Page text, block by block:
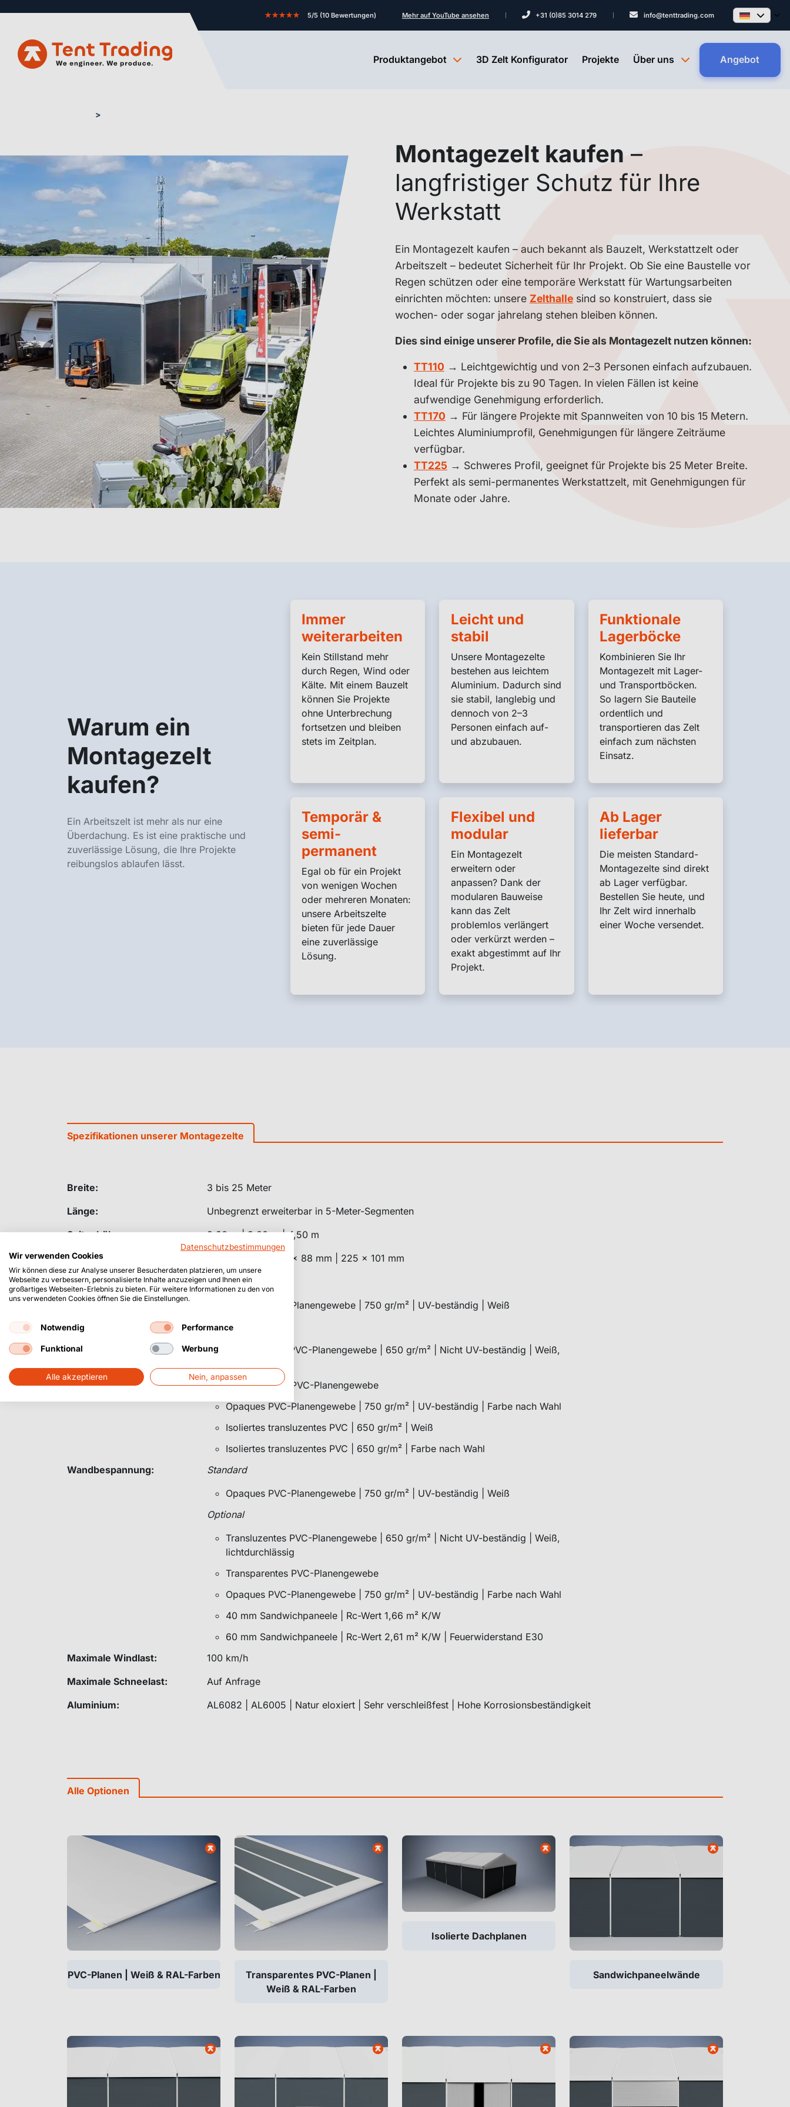
★★★★★ 5/5 (10 Bewertungen) Mehr auf YouTube ansehen +31 (0)85 3014 279 info@tenttrading.com
Produktangebot 3D Zelt Konfigurator Projekte Über uns Angebot
Montagezelt kaufen –
langfristiger Schutz für Ihre
Werkstatt
Ein Montagezelt kaufen – auch bekannt als Bauzelt, Werkstattzelt oder
Arbeitszelt – bedeutet Sicherheit für Ihr Projekt. Ob Sie eine Baustelle vor
Regen schützen oder eine temporäre Werkstatt für Wartungsarbeiten
einrichten möchten: unsere Zelthalle sind so konstruiert, dass sie
wochen- oder sogar jahrelang stehen bleiben können.
Dies sind einige unserer Profile, die Sie als Montagezelt nutzen können:
TT110 → Leichtgewichtig und von 2–3 Personen einfach aufzubauen.
Ideal für Projekte bis zu 90 Tagen. In vielen Fällen ist keine
aufwendige Genehmigung erforderlich.
TT170 → Für längere Projekte mit Spannweiten von 10 bis 15 Metern.
Leichtes Aluminiumprofil, Genehmigungen für längere Zeiträume
verfügbar.
TT225 → Schweres Profil, geeignet für Projekte bis 25 Meter Breite.
Perfekt als semi-permanentes Werkstattzelt, mit Genehmigungen für
Monate oder Jahre.
Warum ein
Montagezelt
kaufen?
Ein Arbeitszelt ist mehr als nur eine
Überdachung. Es ist eine praktische und
zuverlässige Lösung, die Ihre Projekte
reibungslos ablaufen lässt.
Immer
weiterarbeiten
Kein Stillstand mehr
durch Regen, Wind oder
Kälte. Mit einem Bauzelt
können Sie Projekte
ohne Unterbrechung
fortsetzen und bleiben
stets im Zeitplan.
Leicht und
stabil
Unsere Montagezelte
bestehen aus leichtem
Aluminium. Dadurch sind
sie stabil, langlebig und
dennoch von 2–3
Personen einfach auf-
und abzubauen.
Funktionale
Lagerböcke
Kombinieren Sie Ihr
Montagezelt mit Lager-
und Transportböcken.
So lagern Sie Bauteile
ordentlich und
transportieren das Zelt
einfach zum nächsten
Einsatz.
Temporär &
semi-
permanent
Egal ob für ein Projekt
von wenigen Wochen
oder mehreren Monaten:
unsere Arbeitszelte
bieten für jede Dauer
eine zuverlässige
Lösung.
Flexibel und
modular
Ein Montagezelt
erweitern oder
anpassen? Dank der
modularen Bauweise
kann das Zelt
problemlos verlängert
oder verkürzt werden –
exakt abgestimmt auf Ihr
Projekt.
Ab Lager
lieferbar
Die meisten Standard-
Montagezelte sind direkt
ab Lager verfügbar.
Bestellen Sie heute, und
Ihr Zelt wird innerhalb
einer Woche versendet.
Spezifikationen unserer Montagezelte
Breite:
3 bis 25 Meter
Länge:
Unbegrenzt erweiterbar in 5-Meter-Segmenten
Seitenhöhe:
2,30 m | 3,00 m | 4,50 m
Profilgröße:
110 x 68 mm | 170 x 88 mm | 225 x 101 mm
Dachbespannung:
Standard
Opaques PVC-Planengewebe | 750 gr/m² | UV-beständig | Weiß
Optional
Transluzentes PVC-Planengewebe | 650 gr/m² | Nicht UV-beständig | Weiß,
Transparentes PVC-Planengewebe
Opaques PVC-Planengewebe | 750 gr/m² | UV-beständig | Farbe nach Wahl
Isoliertes transluzentes PVC | 650 gr/m² | Weiß
Isoliertes transluzentes PVC | 650 gr/m² | Farbe nach Wahl
Wandbespannung:
Standard
Opaques PVC-Planengewebe | 750 gr/m² | UV-beständig | Weiß
Optional
Transluzentes PVC-Planengewebe | 650 gr/m² | Nicht UV-beständig | Weiß,
lichtdurchlässig
Transparentes PVC-Planengewebe
Opaques PVC-Planengewebe | 750 gr/m² | UV-beständig | Farbe nach Wahl
40 mm Sandwichpaneele | Rc-Wert 1,66 m² K/W
60 mm Sandwichpaneele | Rc-Wert 2,61 m² K/W | Feuerwiderstand E30
Maximale Windlast:
100 km/h
Maximale Schneelast:
Auf Anfrage
Aluminium:
AL6082 | AL6005 | Natur eloxiert | Sehr verschleißfest | Hohe Korrosionsbeständigkeit
Alle Optionen
PVC-Planen | Weiß & RAL-Farben
Transparentes PVC-Planen |
Weiß & RAL-Farben
Isolierte Dachplanen
Sandwichpaneelwände
Datenschutzbestimmungen
Wir verwenden Cookies
Wir können diese zur Analyse unserer Besucherdaten platzieren, um unsere
Webseite zu verbessern, personalisierte Inhalte anzuzeigen und Ihnen ein
großartiges Webseiten-Erlebnis zu bieten. Für weitere Informationen zu den von
uns verwendeten Cookies öffnen Sie die Einstellungen.
Notwendig Performance
Funktional Werbung
Alle akzeptieren Nein, anpassen